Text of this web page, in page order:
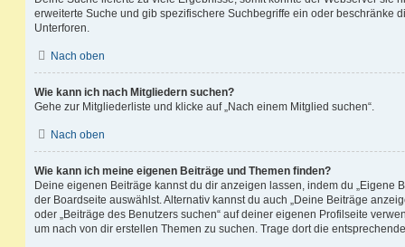
erweiterte Suche und gib spezifischere Suchbegriffe ein oder beschränke
Unterforen.
Nach oben
Wie kann ich nach Mitgliedern suchen?
Gehe zur Mitgliederliste und klicke auf „Nach einem Mitglied suchen“.
Nach oben
Wie kann ich meine eigenen Beiträge und Themen finden?
Deine eigenen Beiträge kannst du dir anzeigen lassen, indem du „Eigene
der Boardseite auswählst. Alternativ kannst du auch „Deine Beiträge
oder „Beiträge des Benutzers suchen“ auf deiner eigenen Profilseite
um nach von dir erstellen Themen zu suchen. Trage dort die